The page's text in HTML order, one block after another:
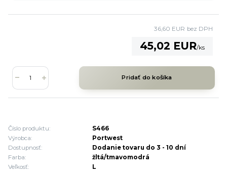
45,02 EUR/ks
36,60 EUR bez DPH
Pridať do košíka
Číslo produktu:
S466
Výrobca:
Portwest
Dostupnosť:
Dodanie tovaru do 3 - 10 dní
Farba:
žltá/tmavomodrá
Veľkosť:
L